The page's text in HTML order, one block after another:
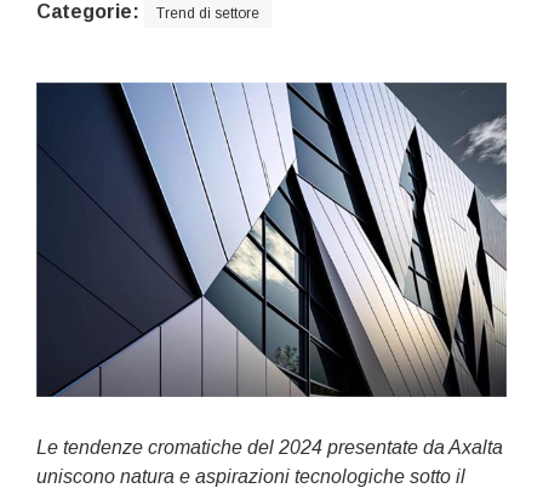
Categorie:
Trend di settore
Le tendenze cromatiche del 2024 presentate da Axalta
uniscono natura e aspirazioni tecnologiche sotto il